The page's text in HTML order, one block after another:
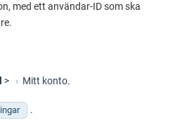
med ett användar-ID som ska
> Mitt konto.
.